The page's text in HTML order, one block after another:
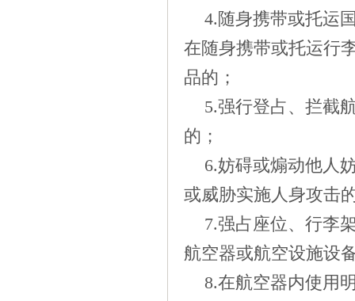
4.随身携带或托运
在随身携带或托运行
品的；
5.强行登占、拦截
的；
6.妨碍或煽动他人
或威胁实施人身攻击
7.强占座位、行李
航空器或航空设施设
8.在航空器内使用